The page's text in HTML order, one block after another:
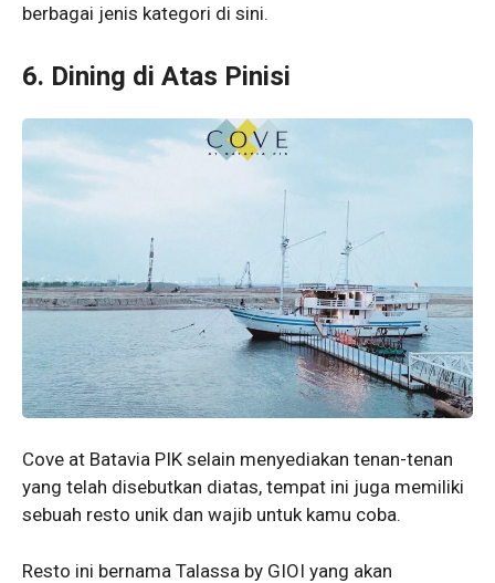
berbagai jenis kategori di sini.
6. Dining di Atas Pinisi
Cove at Batavia PIK selain menyediakan tenan-tenan
yang telah disebutkan diatas, tempat ini juga memiliki
sebuah resto unik dan wajib untuk kamu coba.
Resto ini bernama Talassa by GIOI yang akan